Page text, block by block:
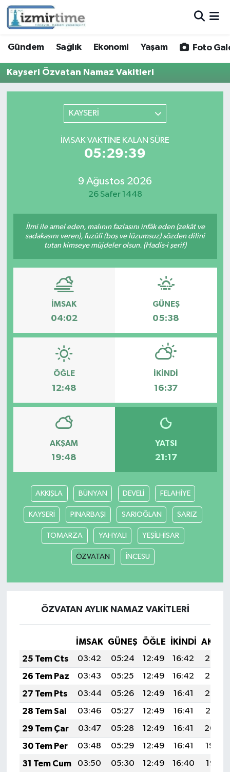
Gündem Sağlık Ekonomi Yaşam Foto
Kayseri Özvatan Namaz Vakitleri
KAYSERİ
İMSAK VAKTINE KALAN SÜRE
05:29:39
9 Ağustos 2026
26 Safer 1448
İlmi ile amel eden, malının fazlasını infâk eden (zekât ve
sadakasını veren), fuzûlî (boş ve lüzumsuz) sözden dilini
tutan kimseye müjdeler olsun. (Hadis-i şerif)
İMSAK
04:02
GÜNEŞ
05:38
ÖĞLE
12:48
İKINDI
16:37
AKŞAM
19:48
YATSI
21:17
AKKIŞLA BÜNYAN DEVELİ FELAHİYE
KAYSERİ PINARBAŞI SARIOĞLAN SARIZ
TOMARZA YAHYALI YEŞİLHİSAR
ÖZVATAN İNCESU
ÖZVATAN AYLIK NAMAZ VAKITLERI
İMSAK GÜNEŞ ÖĞLE İKINDI
25 Tem Cts
03:42 05:24 12:49 16:42
20:03
26 Tem Paz
03:43 05:25 12:49 16:42
20:02
27 Tem Pts
03:44 05:26 12:49 16:41
20:02
28 Tem Sal
03:46 05:27 12:49 16:41
20:01
29 Tem Çar
03:47 05:28 12:49 16:41
20:00
30 Tem Per
03:48 05:29 12:49 16:41
19:59
31 Tem Cum
03:50 05:30 12:49 16:40
19:58
Sağlık
Ekonomi
Foto Galeri
Siyaset
Ege
İletişim
Hava Durumu
İzmir Namaz Vakitleri
Trafik Durumu
Süper Lig Puan Durumu ve Fikstür
Son Dakika Haberleri
Haber Arşivi